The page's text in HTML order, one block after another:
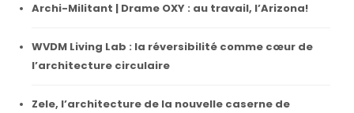
Archi-Militant | Drame OXY : au travail, l’Arizona!
WVDM Living Lab : la réversibilité comme cœur de
l’architecture circulaire
Zele, l’architecture de la nouvelle caserne de